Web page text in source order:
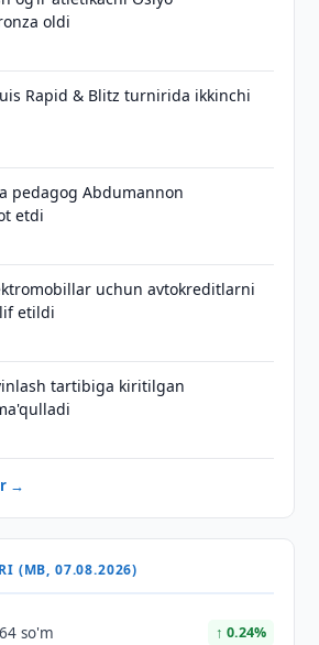
oldi
Rapid & Blitz turnirida ikkinchi
pedagog Abdumannon
etdi
uchun avtokreditlarni
etildi
tartibiga kiritilgan
→
(MB, 07.08.2026)
so'm ↑ 0.24%